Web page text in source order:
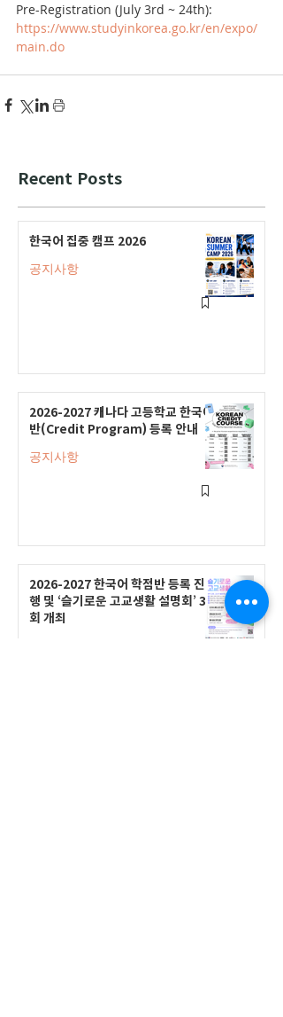
Pre-Registration (July 3rd ~ 24th):
https://www.studyinkorea.go.kr/en/expo/
main.do
Recent Posts
한국어 집중 캠프 2026
공지사항
2026-2027 캐나다 고등학교 한국어
반(Credit Program) 등록 안내
공지사항
2026-2027 한국어 학점반 등록 진
행 및 ‘슬기로운 고교생활 설명회’ 3
회 개최